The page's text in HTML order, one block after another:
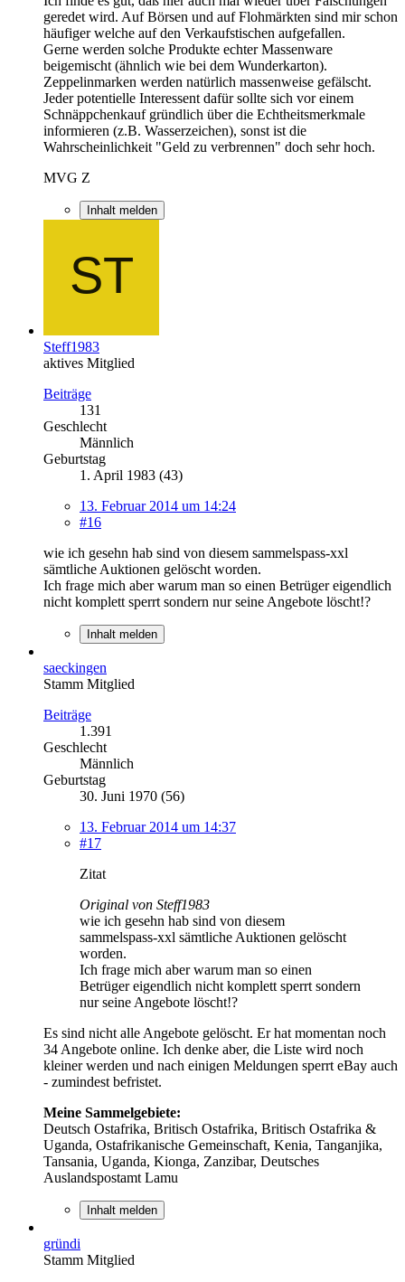
geredet wird. Auf Börsen und auf Flohmärkten sind mir schon
häufiger welche auf den Verkaufstischen aufgefallen.
Gerne werden solche Produkte echter Massenware
beigemischt (ähnlich wie bei dem Wunderkarton).
Zeppelinmarken werden natürlich massenweise gefälscht.
Jeder potentielle Interessent dafür sollte sich vor einem
Schnäppchenkauf gründlich über die Echtheitsmerkmale
informieren (z.B. Wasserzeichen), sonst ist die
Wahrscheinlichkeit "Geld zu verbrennen" doch sehr hoch.
MVG Z
Inhalt melden
Steff1983
aktives Mitglied
Beiträge
131
Geschlecht
Männlich
Geburtstag
1. April 1983 (43)
13. Februar 2014 um 14:24
#16
wie ich gesehn hab sind von diesem sammelspass-xxl
sämtliche Auktionen gelöscht worden.
Ich frage mich aber warum man so einen Betrüger eigendlich
nicht komplett sperrt sondern nur seine Angebote löscht!?
Inhalt melden
saeckingen
Stamm Mitglied
Beiträge
1.391
Geschlecht
Männlich
Geburtstag
30. Juni 1970 (56)
13. Februar 2014 um 14:37
#17
Zitat
Original von Steff1983
wie ich gesehn hab sind von diesem
sammelspass-xxl sämtliche Auktionen gelöscht
worden.
Ich frage mich aber warum man so einen
Betrüger eigendlich nicht komplett sperrt sondern
nur seine Angebote löscht!?
Es sind nicht alle Angebote gelöscht. Er hat momentan noch
34 Angebote online. Ich denke aber, die Liste wird noch
kleiner werden und nach einigen Meldungen sperrt eBay auch
- zumindest befristet.
Meine Sammelgebiete:
Deutsch Ostafrika, Britisch Ostafrika, Britisch Ostafrika &
Uganda, Ostafrikanische Gemeinschaft, Kenia, Tanganjika,
Tansania, Uganda, Kionga, Zanzibar, Deutsches
Auslandspostamt Lamu
Inhalt melden
gründi
Stamm Mitglied